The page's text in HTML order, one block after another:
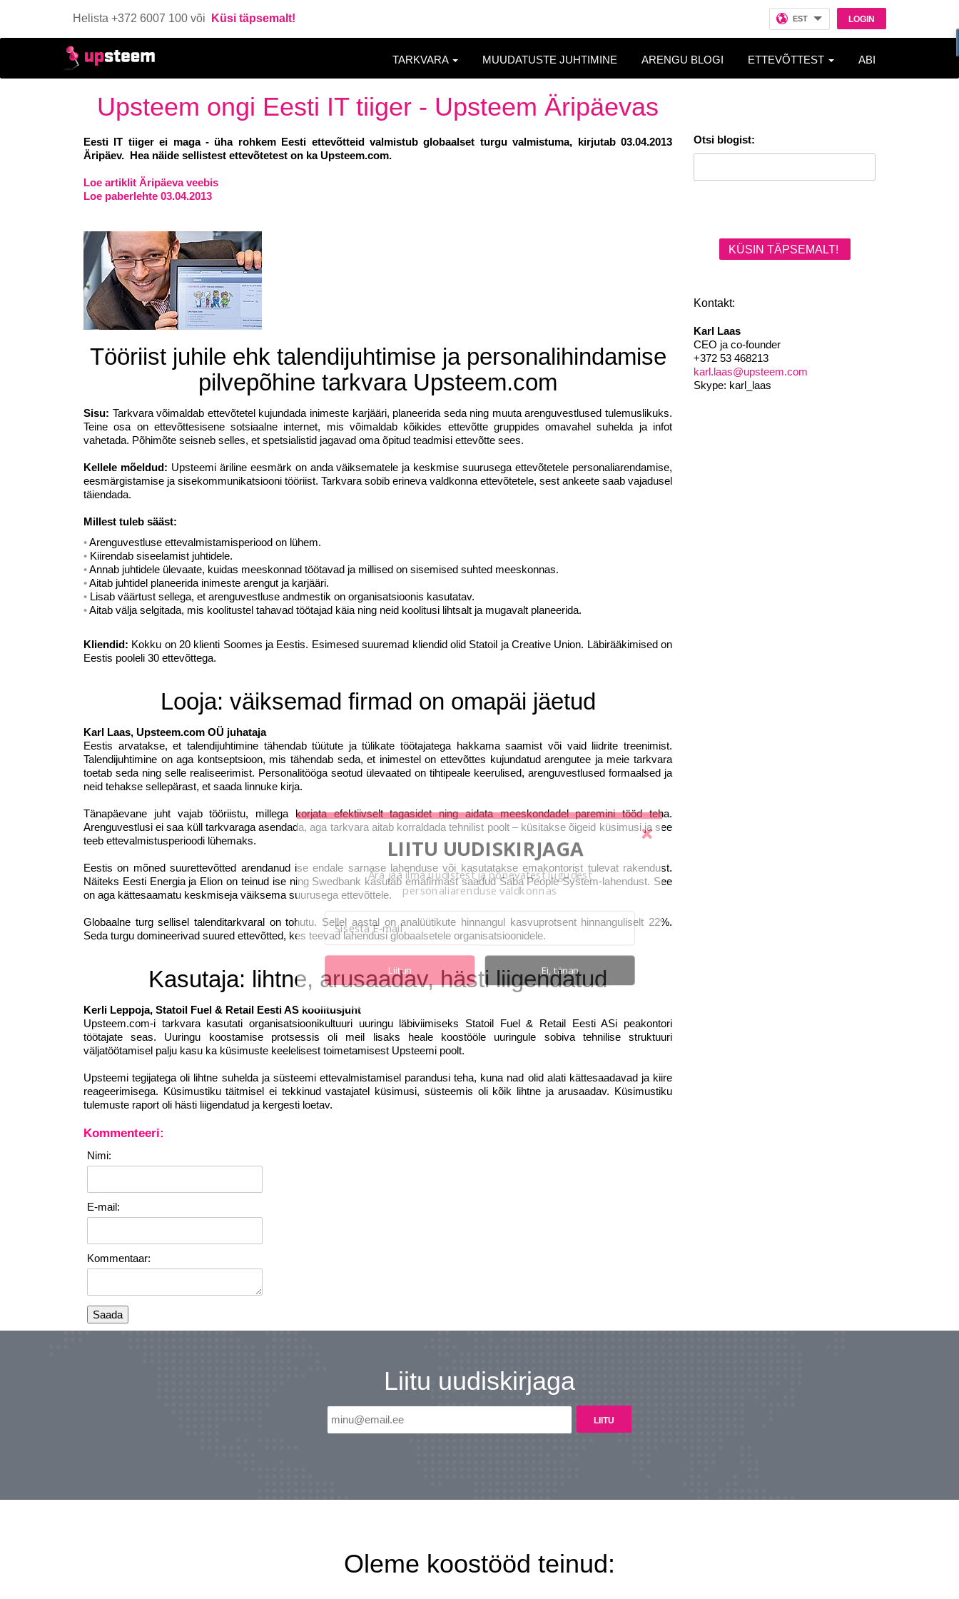
Helista +372 6007 100 või Küsi täpsemalt! LOGIN
EST
TARKVARA MUUDATUSTE JUHTIMINE ARENGU BLOGI ETTEVÕTTEST ABI
Upsteem ongi Eesti IT tiiger - Upsteem Äripäevas
Eesti IT tiiger ei maga - üha rohkem Eesti ettevõtteid valmistub globaalset turgu valmistuma, kirjutab 03.04.2013
Äripäev. Hea näide sellistest ettevõtetest on ka Upsteem.com.
Loe artiklit Äripäeva veebis
Loe paberlehte 03.04.2013
Tööriist juhile ehk talendijuhti­mise ja personalihin­da­mise
pilvepõhine tarkvara Upsteem.com
Sisu: Tarkvara võimaldab ettevõtetel kujundada inimeste karjääri, planeerida seda ning muuta arenguvestlused tulemuslikuks.
Teine osa on ettevõttesisene sotsiaalne internet, mis võimaldab kõikides ettevõtte gruppides omavahel suhelda ja infot
vahetada. Põhimõte seisneb selles, et spetsialistid jagavad oma õpitud teadmisi ettevõtte sees.
Kellele mõeldud: Upsteemi äriline eesmärk on anda väiksematele ja keskmise suurusega ettevõtetele personaliarendamise,
eesmärgistamise ja sisekommunikatsiooni tööriist. Tarkvara sobib erineva valdkonna ettevõtetele, sest ankeete saab vajadusel
täiendada.
Millest tuleb sääst:
Arenguvestluse ettevalmistamisperiood on lühem.
Kiirendab siseelamist juhtidele.
Annab juhtidele ülevaate, kuidas meeskonnad töötavad ja millised on sisemised suhted meeskonnas.
Aitab juhtidel planeerida inimeste arengut ja karjääri.
Lisab väärtust sellega, et arenguvestluse andmestik on organisatsioonis kasutatav.
Aitab välja selgitada, mis koolitustel tahavad töötajad käia ning neid koolitusi lihtsalt ja mugavalt planeerida.
Kliendid: Kokku on 20 klienti Soomes ja Eestis. Esimesed suuremad kliendid olid Statoil ja Creative Union. Läbirääkimised on
Eestis pooleli 30 ettevõttega.
Looja: väiksemad firmad on omapäi jäetud
Karl Laas, Upsteem.com OÜ juhataja
Eestis arvatakse, et talendijuhtimine tähendab tüütute ja tülikate töötajatega hakkama saamist või vaid liidrite treenimist.
Talendijuhtimine on aga kontseptsioon, mis tähendab seda, et inimestel on ettevõttes kujundatud arengutee ja meie tarkvara
toetab seda ning selle realiseerimist. Personalitööga seotud ülevaated on tihtipeale keerulised, arenguvestlused formaalsed ja
neid tehakse sellepärast, et saada linnuke kirja.
Tänapäevane juht vajab tööriistu, millega korjata efektiivselt tagasidet ning aidata meeskondadel paremini tööd teha.
Arenguvestlusi ei saa küll tarkvaraga asendada, aga tarkvara aitab korraldada tehnilist poolt – küsitakse õigeid küsimusi ja see
teeb ettevalmistusperioodi lühemaks.
Eestis on mõned suurettevõtted arendanud ise endale sarnase lahenduse või kasutatakse emakontorist tulevat rakendust.
Näiteks Eesti Energia ja Elion on teinud ise ning Swed­bank kasutab emafirmast saadud Saba People System-lahendust. See
on aga kättesaamatu keskmiseja väiksema suurusega ettevõttele.
Globaalne turg sellisel talenditarkvaral on tohutu. Sellel aastal on analüütikute hinnangul kasvuprotsent hinnanguliselt 22%.
Seda turgu domineerivad suured ettevõtted, kes teevad lahendusi globaalsetele organisatsioonidele.
Kasutaja: lihtne, arusaadav, hästi liigendatud
Kerli Leppoja, Statoil Fuel & Retail Eesti AS koolitusjuht
Upsteem.com-i tarkvara kasutati organisatsioonikultuuri uuringu läbiviimiseks Statoil Fuel & Retail Eesti ASi peakontori
töötajate seas. Uuringu koostamise protsessis oli meil lisaks heale koostööle uuringule sobiva tehnilise struktuuri
väljatöötamisel palju kasu ka küsimuste keelelisest toimetamisest Upsteemi poolt.
Upsteemi tegijatega oli lihtne suhelda ja süsteemi ettevalmistamisel parandusi teha, kuna nad olid alati kättesaadavad ja kiire
reageerimisega. Küsimustiku täitmisel ei tekkinud vastajatel küsimusi, süsteemis oli kõik lihtne ja arusaadav. Küsimustiku
tulemuste raport oli hästi liigendatud ja kergesti loetav.
Kommenteeri:
Nimi:
E-mail:
Kommentaar:
Otsi blogist:
KÜSIN TÄPSEMALT!
Kontakt:
Karl Laas
CEO ja co-founder
+372 53 468213
karl.laas@upsteem.com
Skype: karl_laas
Liitu uudiskirjaga
Oleme koostööd teinud:
LIITU UUDISKIRJAGA
Ära jää ilma uudistest ja põnevatest lugudest
personaliarenduse valdkonnas
Ei, tänan
Liitun